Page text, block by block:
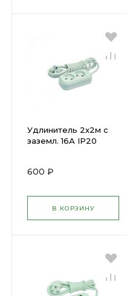
Удлинитель 2х2м с
заземл. 16А IP20
600 ₽
В КОРЗИНУ